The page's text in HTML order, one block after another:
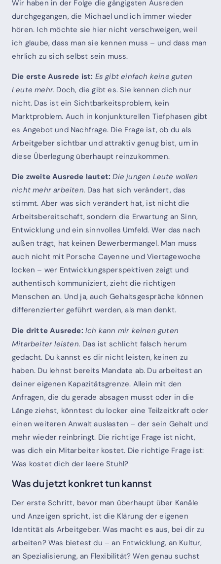
Wir haben in der Folge die gängigsten Ausreden
durchgegangen, die Michael und ich immer wieder
hören. Ich möchte sie hier nicht verschweigen, weil
ich glaube, dass man sie kennen muss – und dass man
ehrlich zu sich selbst sein muss.
Die erste Ausrede ist: Es gibt einfach keine guten
Leute mehr. Doch, die gibt es. Sie kennen dich nur
nicht. Das ist ein Sichtbarkeitsproblem, kein
Marktproblem. Auch in konjunkturellen Tiefphasen gibt
es Angebot und Nachfrage. Die Frage ist, ob du als
Arbeitgeber sichtbar und attraktiv genug bist, um in
diese Überlegung überhaupt reinzukommen.
Die zweite Ausrede lautet: Die jungen Leute wollen
nicht mehr arbeiten. Das hat sich verändert, das
stimmt. Aber was sich verändert hat, ist nicht die
Arbeitsbereitschaft, sondern die Erwartung an Sinn,
Entwicklung und ein sinnvolles Umfeld. Wer das nach
außen trägt, hat keinen Bewerbermangel. Man muss
auch nicht mit Porsche Cayenne und Viertagewoche
locken – wer Entwicklungsperspektiven zeigt und
authentisch kommuniziert, zieht die richtigen
Menschen an. Und ja, auch Gehaltsgespräche können
differenzierter geführt werden, als man denkt.
Die dritte Ausrede: Ich kann mir keinen guten
Mitarbeiter leisten. Das ist schlicht falsch herum
gedacht. Du kannst es dir nicht leisten, keinen zu
haben. Du lehnst bereits Mandate ab. Du arbeitest an
deiner eigenen Kapazitätsgrenze. Allein mit den
Anfragen, die du gerade absagen musst oder in die
Länge ziehst, könntest du locker eine Teilzeitkraft oder
einen weiteren Anwalt auslasten – der sein Gehalt und
mehr wieder reinbringt. Die richtige Frage ist nicht,
was dich ein Mitarbeiter kostet. Die richtige Frage ist:
Was kostet dich der leere Stuhl?
Was du jetzt konkret tun kannst
Der erste Schritt, bevor man überhaupt über Kanäle
und Anzeigen spricht, ist die Klärung der eigenen
Identität als Arbeitgeber. Was macht es aus, bei dir zu
arbeiten? Was bietest du – an Entwicklung, an Kultur,
an Spezialisierung, an Flexibilität? Wen genau suchst